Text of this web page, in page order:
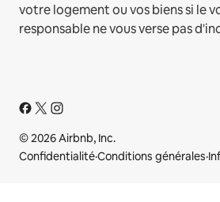
votre logement ou vos biens si le
responsable ne vous verse pas
© 2026 Airbnb, Inc.
Confidentialité·Conditions générales·